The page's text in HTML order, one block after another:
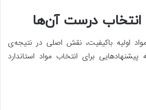
انتخاب درست آن‌ها
اولیه باکیفیت، نقش اصلی در نتیجه‌ی
پیشنهادهایی برای انتخاب مواد استاندارد